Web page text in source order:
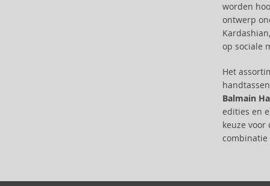
worden
ontwerp
op sociale
Het
Balmain
edities en
keuze